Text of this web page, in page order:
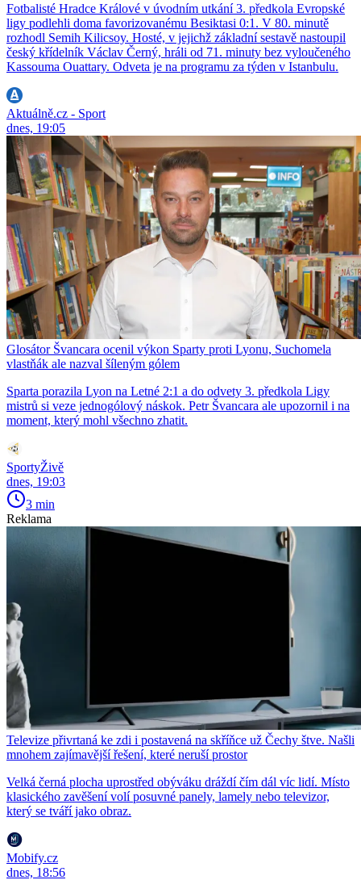
Fotbalisté Hradce Králové v úvodním utkání 3. předkola Evropské
ligy podlehli doma favorizovanému Besiktasi 0:1. V 80. minutě
rozhodl Semih Kilicsoy. Hosté, v jejichž základní sestavě nastoupil
český křídelník Václav Černý, hráli od 71. minuty bez vyloučeného
Kassouma Ouattary. Odveta je na programu za týden v Istanbulu.
Aktuálně.cz - Sport
dnes, 19:05
Glosátor Švancara ocenil výkon Sparty proti Lyonu, Suchomela
vlastňák ale nazval šíleným gólem
Sparta porazila Lyon na Letné 2:1 a do odvety 3. předkola Ligy
mistrů si veze jednogólový náskok. Petr Švancara ale upozornil i na
moment, který mohl všechno zhatit.
SportyŽivě
dnes, 19:03
3 min
Reklama
Televize přivrtaná ke zdi i postavená na skříňce už Čechy štve. Našli
mnohem zajímavější řešení, které neruší prostor
Velká černá plocha uprostřed obýváku dráždí čím dál víc lidí. Místo
klasického zavěšení volí posuvné panely, lamely nebo televizor,
který se tváří jako obraz.
Mobify.cz
dnes, 18:56